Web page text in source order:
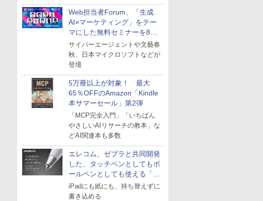
Web担当者Forum、「生成
AI×マーケティング」をテー
マにした無料セミナーを8月
27日にオンライン開催
サイバーエージェントや文藝春
秋、日本マイクロソフトなどが
登壇
5万冊以上が対象！ 最大
65％OFFのAmazon「Kindle
本サマーセール」第2弾
「MCP完全入門」「いちばん
やさしいAIリサーチの教本」な
どAI関連本も多数
エレコム、ゼブラと共同開発
した、タッチペンとしてもボ
ールペンとしても使える「ス
タイラスツーウェイ」発売
iPadにも紙にも、持ち替えずに
書き込める